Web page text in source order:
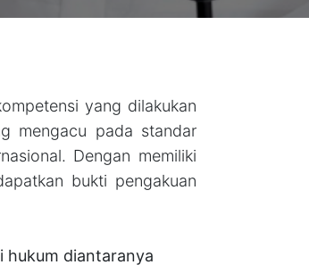
yang dilakukan
mengacu pada standar
Dengan memiliki
bukti pengakuan
hukum diantaranya